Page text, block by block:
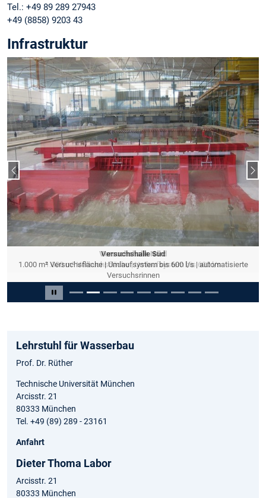
Tel.: +49 89 289 27943
+49 (8858) 9203 43
Infrastruktur
Carousel pausieren
Versuchshalle Nord
1.000 m² Versuchsfläche | Umlaufsystem bis 600 l/s
Versuchshalle Süd
1.000 m² Versuchsfläche | Umlaufsystem bis 600 l/s | automatisierte
Versuchsrinnen
Vorheriger Slide
Slide 2 von 9
Lehrstuhl für Wasserbau
Prof. Dr. Rüther
Technische Universität München
Arcisstr. 21
80333 München
Tel. +49 (89) 289 - 23161
Anfahrt
Dieter Thoma Labor
Arcisstr. 21
80333 München